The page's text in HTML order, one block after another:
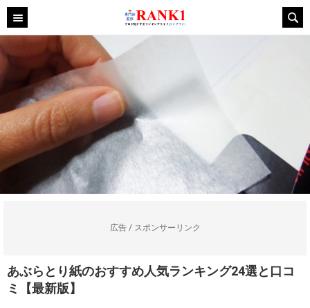
広告 / スポンサーリンク
あぶらとり紙のおすすめ人気ランキング24選と口コ
ミ【最新版】